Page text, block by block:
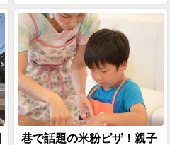
巷で話題の米粉ピザ！親子